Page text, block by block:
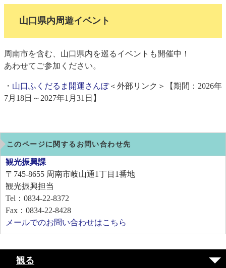
観る
山口県内周遊イベント
周南市を含む、山口県内を巡るイベントも開催中！
あわせてご参加ください。
・ 山口ふくだるま開運さんぽ＜外部リンク＞
【期間：2026年
7月18日～2027年1月31日】​
このページに関するお問い合わせ先
観光振興課
〒745-8655 周南市岐山通1丁目1番地
観光振興担当
Tel：0834-22-8372
Fax：0834-22-8428
メールでのお問い合わせはこちら